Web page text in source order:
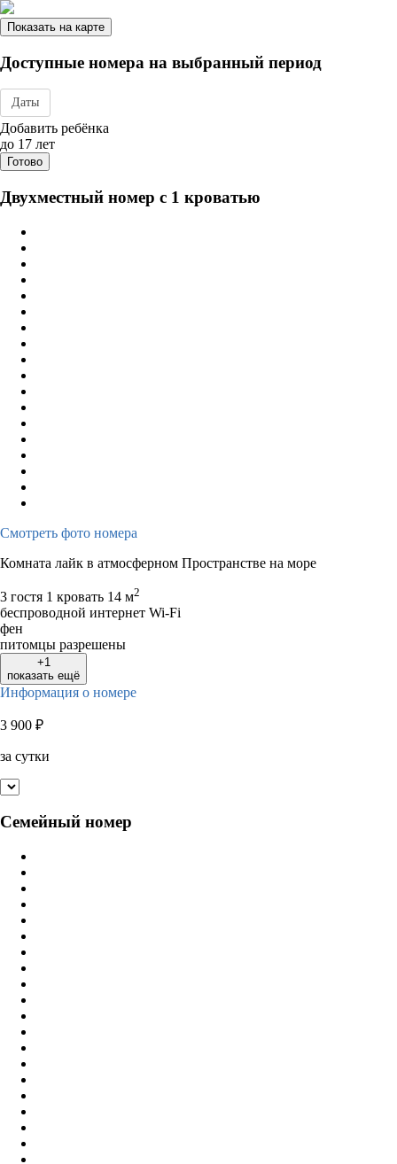
Показать на карте
Доступные номера на выбранный период
Даты
Дата заезда - отъезда
Добавить ребёнка
до 17 лет
Готово
Двухместный номер с 1 кроватью
Смотреть фото номера
Комната лайк в атмосферном Пространстве на море
3 гостя 1 кровать 14 м2
беспроводной интернет Wi-Fi
фен
питомцы разрешены
+1
показать ещё
Информация о номере
3 900 ₽
за сутки
Семейный номер